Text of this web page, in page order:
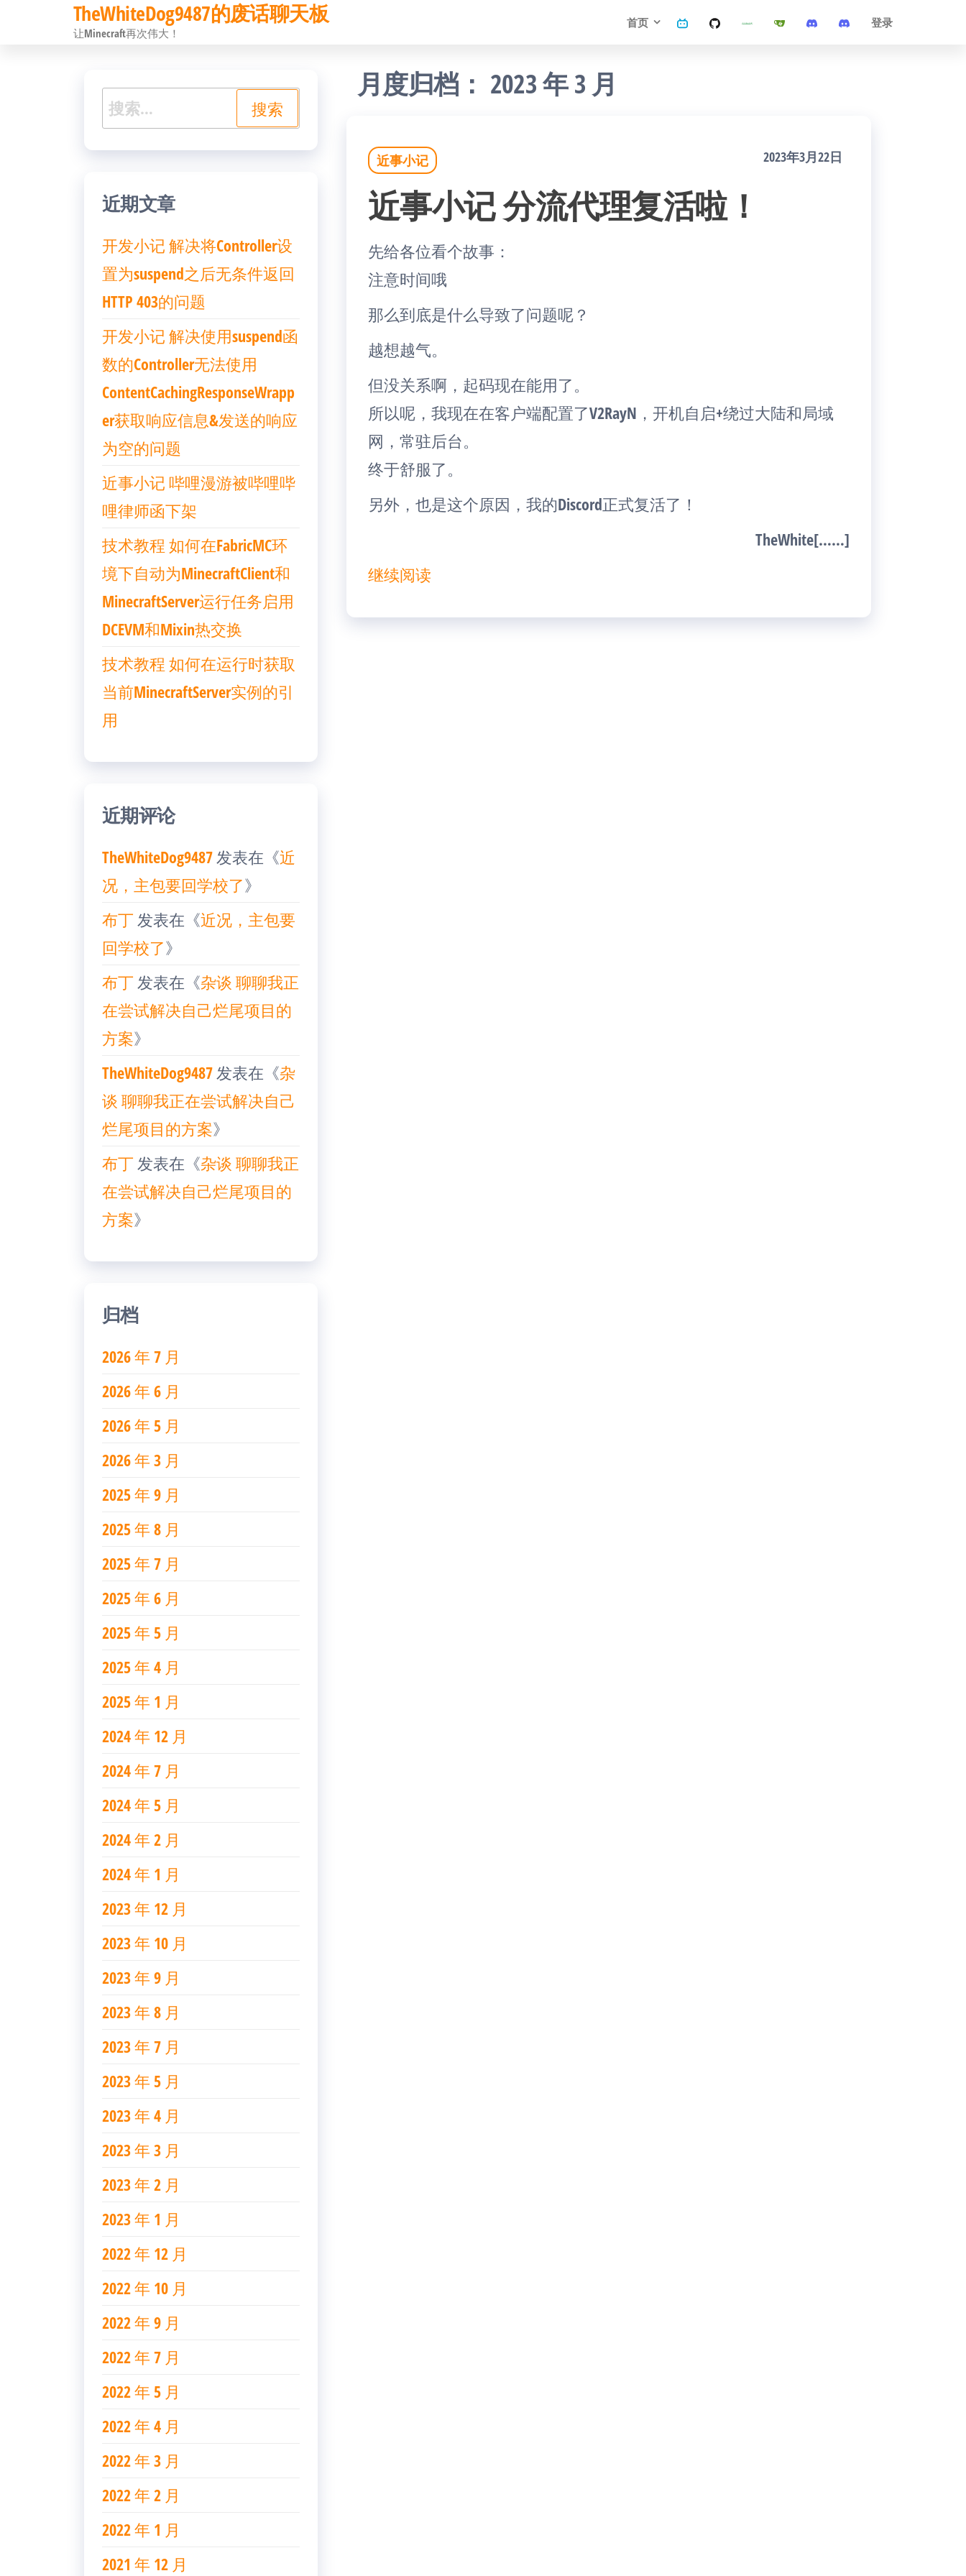
TheWhiteDog9487的废话聊天板
让Minecraft再次伟大！
首页 登录
月度归档： 2023 年 3 月
近事小记 2023年3月22日
近事小记 分流代理复活啦！
先给各位看个故事：
注意时间哦
那么到底是什么导致了问题呢？
越想越气。
但没关系啊，起码现在能用了。
所以呢，我现在在客户端配置了V2RayN，开机自启+绕过大陆和局域
网，常驻后台。
终于舒服了。
另外，也是这个原因，我的Discord正式复活了！
TheWhite[……]
继续阅读
搜
索：
近期文章
开发小记 解决将Controller设
置为suspend之后无条件返回
HTTP 403的问题
开发小记 解决使用suspend函
数的Controller无法使用
ContentCachingResponseWrapp
er获取响应信息&发送的响应
为空的问题
近事小记 哔哩漫游被哔哩哔
哩律师函下架
技术教程 如何在FabricMC环
境下自动为MinecraftClient和
MinecraftServer运行任务启用
DCEVM和Mixin热交换
技术教程 如何在运行时获取
当前MinecraftServer实例的引
用
近期评论
TheWhiteDog9487发表在《近
况，主包要回学校了》
布丁发表在《近况，主包要
回学校了》
布丁发表在《杂谈 聊聊我正
在尝试解决自己烂尾项目的
方案》
TheWhiteDog9487发表在《杂
谈 聊聊我正在尝试解决自己
烂尾项目的方案》
布丁发表在《杂谈 聊聊我正
在尝试解决自己烂尾项目的
方案》
归档
2026 年 7 月
2026 年 6 月
2026 年 5 月
2026 年 3 月
2025 年 9 月
2025 年 8 月
2025 年 7 月
2025 年 6 月
2025 年 5 月
2025 年 4 月
2025 年 1 月
2024 年 12 月
2024 年 7 月
2024 年 5 月
2024 年 2 月
2024 年 1 月
2023 年 12 月
2023 年 10 月
2023 年 9 月
2023 年 8 月
2023 年 7 月
2023 年 5 月
2023 年 4 月
2023 年 3 月
2023 年 2 月
2023 年 1 月
2022 年 12 月
2022 年 10 月
2022 年 9 月
2022 年 7 月
2022 年 5 月
2022 年 4 月
2022 年 3 月
2022 年 2 月
2022 年 1 月
2021 年 12 月